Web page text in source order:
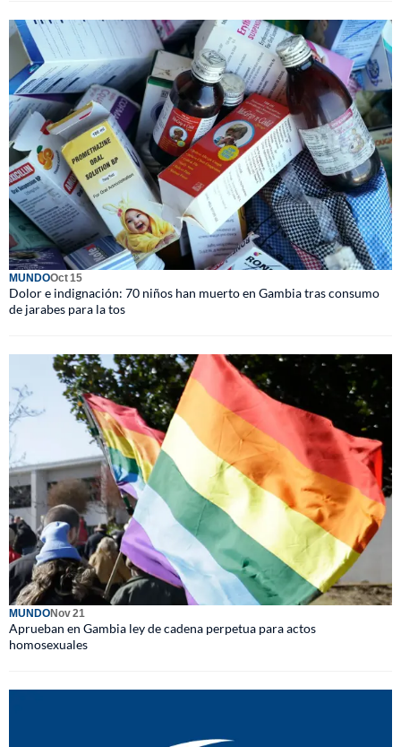
MUNDOOct 15
Dolor e indignación: 70 niños han muerto en Gambia tras consumo
de jarabes para la tos
MUNDONov 21
Aprueban en Gambia ley de cadena perpetua para actos
homosexuales